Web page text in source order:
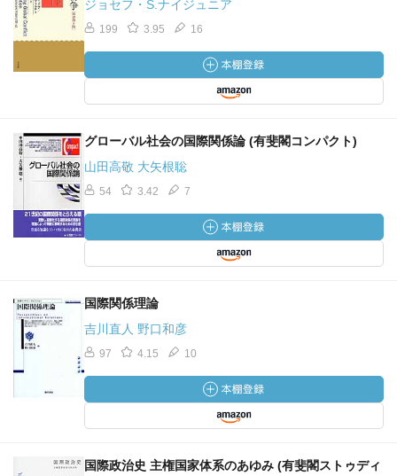
ジョセフ・S.ナイジュニア
199 3.95 16
グローバル社会の国際関係論 (有斐閣コンパクト)
山田高敬 大矢根聡
54 3.42 7
国際関係理論
吉川直人 野口和彦
97 4.15 10
国際政治史 主権国家体系のあゆみ (有斐閣ストゥディ